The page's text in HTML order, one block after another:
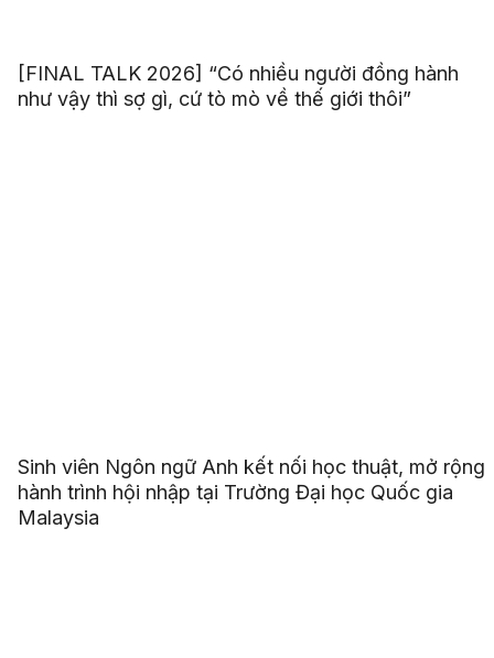
[FINAL TALK 2026] “Có nhiều người đồng hành
như vậy thì sợ gì, cứ tò mò về thế giới thôi”
Sinh viên Ngôn ngữ Anh kết nối học thuật, mở rộng
hành trình hội nhập tại Trường Đại học Quốc gia
Malaysia